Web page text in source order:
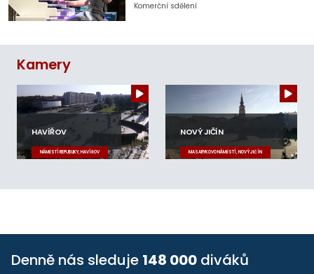
Komerční sdělení
Kamery
HAVÍŘOV
NÁMĚSTÍ REPUBLIKY, HAVÍŘOV
NOVÝ JIČÍN
MASARYKOVO NÁMĚSTÍ, NOVÝ JIČÍN
Denně nás sleduje 148 000 diváků